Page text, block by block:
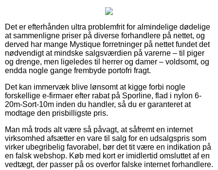
Det er efterhånden ultra problemfrit for almindelige dødelige
at sammenligne priser på diverse forhandlere på nettet, og
derved har mange Mystique forretninger på nettet fundet det
nødvendigt at mindske salgsværdien på varerne – til piger
og drenge, men ligeledes til herrer og damer – voldsomt, og
endda nogle gange frembyde portofri fragt.
Det kan immervæk blive lønsomt at kigge forbi nogle
forskellige e-firmaer efter rabat på Sporline, flad i nylon 6-
20m-Sort-10m inden du handler, så du er garanteret at
modtage den prisbilligste pris.
Man må trods alt være så påvagt, at såfremt en internet
virksomhed afsætter en vare til salg for en udsalgspris som
virker ubegribelig favorabel, bør det tit være en indikation på
en falsk webshop. Køb med kort er imidlertid omsluttet af en
vedtægt, der passer på os overfor falske internet forhandlere.